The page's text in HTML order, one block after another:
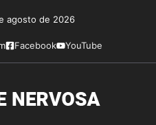
agosto de 2026
Facebook YouTube